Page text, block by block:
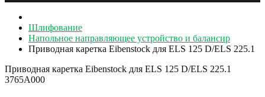
Шлифование
Напольное направляющее устройство и балансир
Приводная каретка Eibenstock для ELS 125 D/ELS 225.1
Приводная каретка Eibenstock для ELS 125 D/ELS 225.1
3765A000